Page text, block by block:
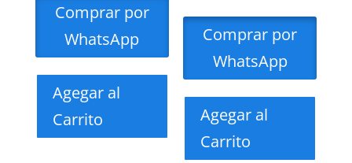
Comprar por
WhatsApp
Agegar al
Carrito
Comprar por
WhatsApp
Agegar al
Carrito